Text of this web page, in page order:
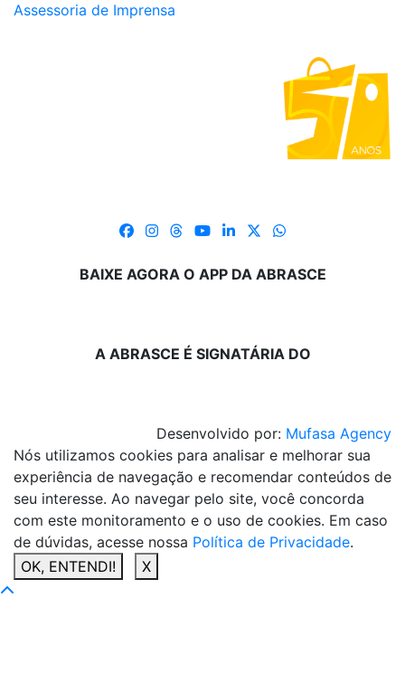
Assessoria de Imprensa
BAIXE AGORA O APP DA ABRASCE
A ABRASCE É SIGNATÁRIA DO
Desenvolvido por: Mufasa Agency
Nós utilizamos cookies para analisar e melhorar sua
experiência de navegação e recomendar conteúdos de
seu interesse. Ao navegar pelo site, você concorda
com este monitoramento e o uso de cookies. Em caso
de dúvidas, acesse nossa Política de Privacidade.
OK, ENTENDI!
X